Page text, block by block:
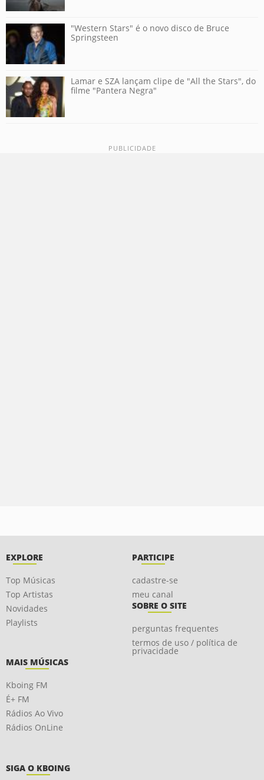
"Western Stars" é o novo disco de Bruce
Springsteen
Lamar e SZA lançam clipe de "All the Stars", do
filme "Pantera Negra"
EXPLORE
Top Músicas
Top Artistas
Novidades
Playlists
PARTICIPE
cadastre-se
meu canal
SOBRE O SITE
perguntas frequentes
termos de uso / política de
privacidade
MAIS MÚSICAS
Kboing FM
É+ FM
Rádios Ao Vivo
Rádios OnLine
SIGA O KBOING